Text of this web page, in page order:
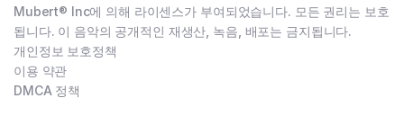
Mubert® Inc에 의해 라이센스가 부여되었습니다. 모든 권리는 보호
됩니다. 이 음악의 공개적인 재생산, 녹음, 배포는 금지됩니다.
개인정보 보호정책
이용 약관
DMCA 정책